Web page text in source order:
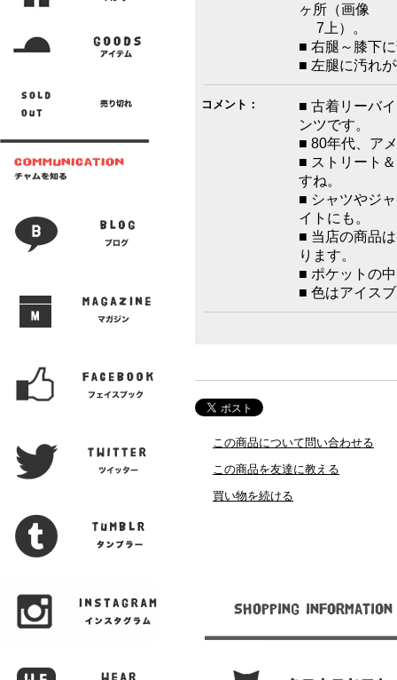
ヶ所（画像
7上）。
■ 右腿～膝下
■ 左腿に汚れ
コメント：
■ 古着リーバ
ンツです。
■ 80年代、ア
■ ストリート
すね。
■ シャツやジ
イトにも。
■ 当店の商品
ります。
■ ポケットの
■ 色はアイス
この商品について問い合わせる
この商品を友達に教える
買い物を続ける